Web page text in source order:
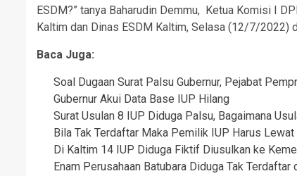
ESDM?” tanya Baharudin Demmu, Ketua Komisi I
Kaltim dan Dinas ESDM Kaltim, Selasa (12/7/2022)
Baca Juga:
Soal Dugaan Surat Palsu Gubernur, Pejabat
Gubernur Akui Data Base IUP Hilang
Surat Usulan 8 IUP Diduga Palsu, Bagaimana
Bila Tak Terdaftar Maka Pemilik IUP Harus
Di Kaltim 14 IUP Diduga Fiktif Diusulkan ke
Enam Perusahaan Batubara Diduga Tak